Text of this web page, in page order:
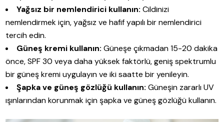
Yağsız bir nemlendirici kullanın: Cildinizi
nemlendirmek için, yağsız ve hafif yapılı bir nemlendirici
tercih edin.
Güneş kremi kullanın: Güneşe çıkmadan 15-20 dakika
önce, SPF 30 veya daha yüksek faktörlü, geniş spektrumlu
bir güneş kremi uygulayın ve iki saatte bir yenileyin.
Şapka ve güneş gözlüğü kullanın: Güneşin zararlı UV
ışınlarından korunmak için şapka ve güneş gözlüğü kullanın.